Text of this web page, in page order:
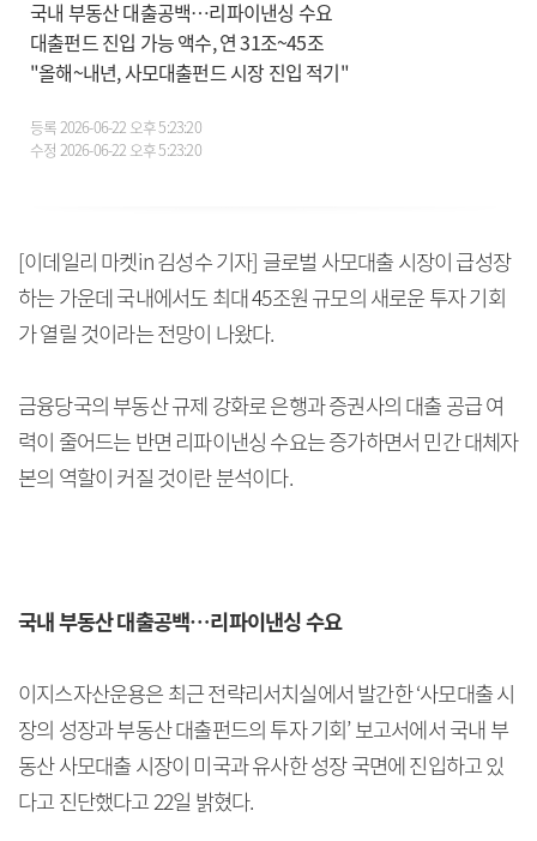
국내 부동산 대출공백…리파이낸싱 수요
대출펀드 진입 가능 액수, 연 31조~45조
"올해~내년, 사모대출펀드 시장 진입 적기"
등록2026-06-22 오후 5:23:20
수정 2026-06-22 오후 5:23:20
[이데일리 마켓in 김성수 기자] 글로벌 사모대출 시장이 급성장
하는 가운데 국내에서도 최대 45조원 규모의 새로운 투자 기회
가 열릴 것이라는 전망이 나왔다.
금융당국의 부동산 규제 강화로 은행과 증권사의 대출 공급 여
력이 줄어드는 반면 리파이낸싱 수요는 증가하면서 민간 대체자
본의 역할이 커질 것이란 분석이다.
국내 부동산 대출공백…리파이낸싱 수요
이지스자산운용은 최근 전략리서치실에서 발간한 ‘사모대출 시
장의 성장과 부동산 대출펀드의 투자 기회’ 보고서에서 국내 부
동산 사모대출 시장이 미국과 유사한 성장 국면에 진입하고 있
다고 진단했다고 22일 밝혔다.